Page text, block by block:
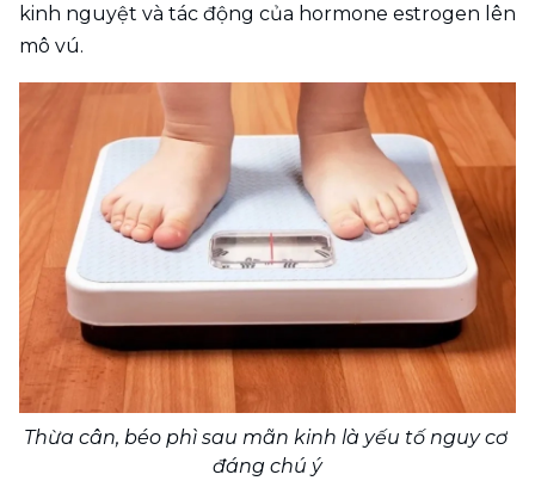
kinh nguyệt và tác động của hormone estrogen lên
mô vú.
Thừa cân, béo phì sau mãn kinh là yếu tố nguy cơ
đáng chú ý